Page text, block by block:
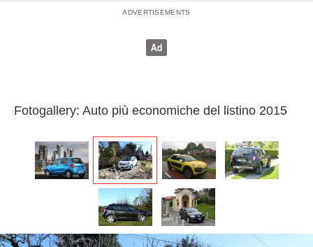
Fotogallery: Auto più economiche del listino 2015